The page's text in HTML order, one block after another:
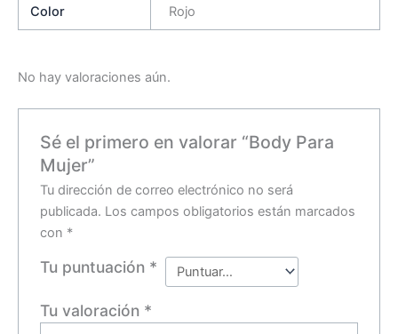
Color Rojo
No hay valoraciones aún.
Sé el primero en valorar “Body Para
Mujer”
Tu dirección de correo electrónico no será
publicada. Los campos obligatorios están marcados
con *
Tu puntuación *
Tu valoración *